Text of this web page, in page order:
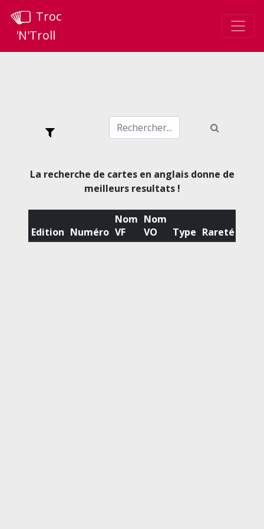
Troc
'N'Troll
La recherche de cartes en anglais donne de
meilleurs resultats !
Edition Numéro
Nom
VF
Nom
VO
Type Rareté